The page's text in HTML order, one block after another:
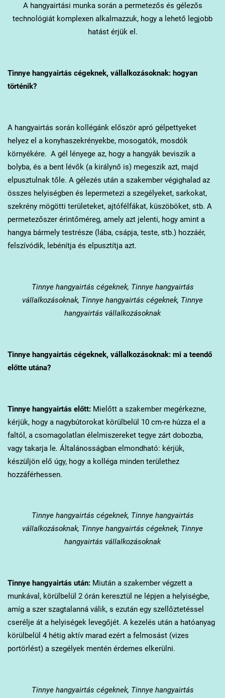
A hangyairtási munka során a permetezős és gélezős
technológiát komplexen alkalmazzuk, hogy a lehető legjobb
hatást érjük el.
Tinnyehangyairtás cégeknek, vállalkozásoknak: hogyan
történik?
A hangyairtás során kollégánk először apró gélpettyeket
helyez el a konyhaszekrényekbe, mosogatók, mosdók
környékére. A gél lényege az, hogy a hangyák beviszik a
bolyba, és a bent lévők (a királynő is) megeszik azt, majd
elpusztulnak tőle. A gélezés után a szakember végighalad az
összes helyiségben és lepermetezi a szegélyeket, sarkokat,
szekrény mögötti területeket, ajtófélfákat, küszöböket, stb. A
permetezőszer érintőméreg, amely azt jelenti, hogy amint a
hangya bármely testrésze (lába, csápja, teste, stb.) hozzáér,
felszívódik, lebénítja és elpusztítja azt.
Tinnyehangyairtás cégeknek, Tinnye hangyairtás
vállalkozásoknak, Tinnye hangyairtás cégeknek, Tinnye
hangyairtás vállalkozásoknak
Tinnyehangyairtás cégeknek, vállalkozásoknak: mi a teendő
előtte utána?
Tinnyehangyairtás előtt:Mielőtt a szakember megérkezne,
kérjük, hogy a nagybútorokat körülbelül 10 cm-re húzza el a
faltól, a csomagolatlan élelmiszereket tegye zárt dobozba,
vagy takarja le. Általánosságban elmondható: kérjük,
készüljön elő úgy, hogy a kolléga minden területhez
hozzáférhessen.
Tinnyehangyairtás cégeknek, Tinnye hangyairtás
vállalkozásoknak, Tinnye hangyairtás cégeknek, Tinnye
hangyairtás vállalkozásoknak
Tinnyehangyairtás után:Miután a szakember végzett a
munkával, körülbelül 2 órán keresztül ne lépjen a helyiségbe,
amíg a szer szagtalanná válik, s ezután egy szellőztetéssel
cserélje át a helyiségek levegőjét. A kezelés után a hatóanyag
körülbelül 4 hétig aktív marad ezért a felmosást (vizes
portörlést) a szegélyek mentén érdemes elkerülni.
Tinnyehangyairtás cégeknek, Tinnye hangyairtás